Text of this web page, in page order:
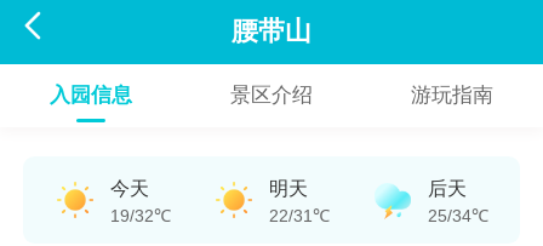
 腰带山
入园信息 景区介绍 游玩指南
今天
19/32℃
明天
22/31℃
后天
25/34℃